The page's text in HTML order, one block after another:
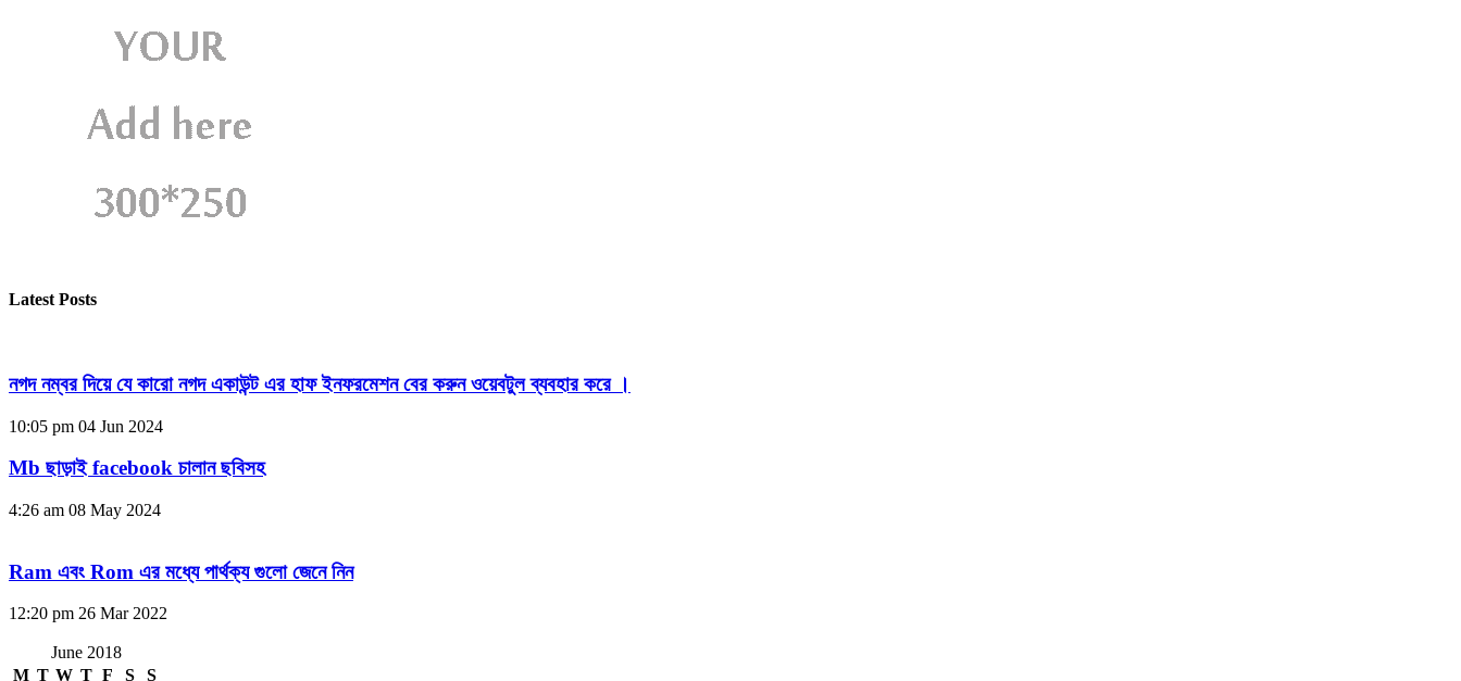
Latest Posts
নগদ নম্বর দিয়ে যে কারো নগদ একাউন্ট এর হাফ ইনফরমেশন বের করুন ওয়েবটুল ব্যবহার করে ।
10:05 pm 04 Jun 2024
Mb ছাড়াই facebook চালান ছবিসহ
4:26 am 08 May 2024
Ram এবং Rom এর মধ্যে পার্থক্য গুলো জেনে নিন
12:20 pm 26 Mar 2022
June 2018
M T W T F S S